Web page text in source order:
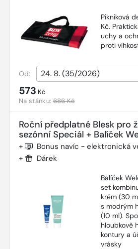
Pikniková
Kč.
uchy a
proti
Od:
573 Kč
Na stánku:686 Kč
Roční předplatné Blesk pro
sezónní Speciál + Balíček
+ Bonus navíc - elektronická
+ Dárek
Balíček
set
krém (30
s modrým
(10 ml).
hloubkově
kontury a
vrásky